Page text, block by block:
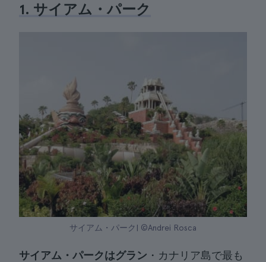
1. サイアム・パーク
サイアム・パーク| ©Andrei Rosca
サイアム・パークはグラン ・カナリア島で最も